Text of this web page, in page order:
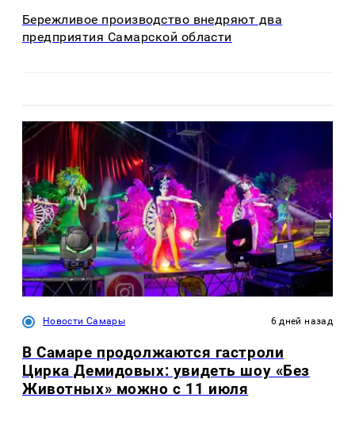
Бережливое производство внедряют два
предприятия Самарской области
Новости Самары 6 дней назад
В Самаре продолжаются гастроли
Цирка Демидовых: увидеть шоу «Без
Животных» можно с 11 июля